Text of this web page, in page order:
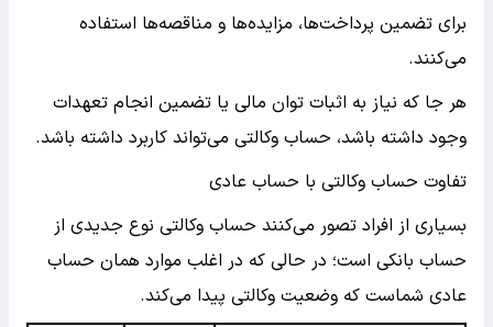
برای تضمین پرداخت‌ها، مزایده‌ها و مناقصه‌ها استفاده
می‌کنند.
هر جا که نیاز به اثبات توان مالی یا تضمین انجام تعهدات
وجود داشته باشد، حساب وکالتی می‌تواند کاربرد داشته باشد.
تفاوت حساب وکالتی با حساب عادی
بسیاری از افراد تصور می‌کنند حساب وکالتی نوع جدیدی از
حساب بانکی است؛ در حالی که در اغلب موارد همان حساب
عادی شماست که وضعیت وکالتی پیدا می‌کند.